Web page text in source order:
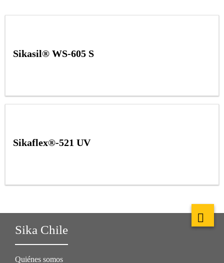
Sikasil® WS-605 S
Sikaflex®-521 UV
Sika Chile
Quiénes somos